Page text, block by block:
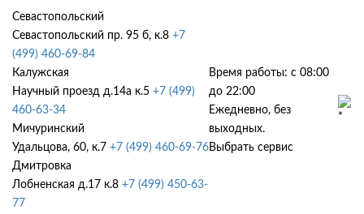
Севастопольский
Севастопольский пр. 95 б, к.8 +7
(499) 460-69-84
Калужская
Научный проезд д.14а к.5 +7 (499)
460-63-34
Мичуринский
Удальцова, 60, к.7 +7 (499) 460-69-76
Дмитровка
Лобненская д.17 к.8 +7 (499) 450-63-
77
Время работы: с 08:00
до 22:00
Ежедневно, без
выходных.
Выбрать сервис